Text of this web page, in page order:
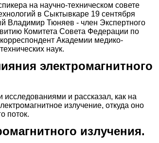
на научно-техническом совете
в Сыктывкаре 19 сентября
Владимир Тюняев - член Экспертного
Комитета Совета Федерации по
Академии медико-
наук.
электромагнитного
и рассказал, как на
излучение, откуда оно
поток.
излучения.